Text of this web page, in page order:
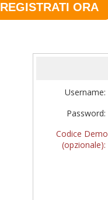
REGISTRATI ORA
Username:
Password:
Codice Demo
(opzionale):